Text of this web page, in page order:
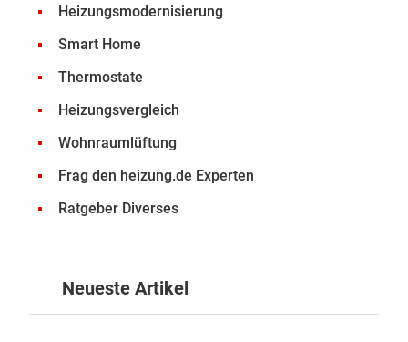
Heizungsmodernisierung
Smart Home
Thermostate
Heizungsvergleich
Wohnraumlüftung
Frag den heizung.de Experten
Ratgeber Diverses
Neueste Artikel